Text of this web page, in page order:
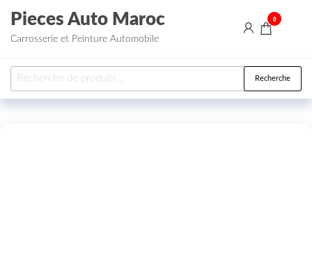
Aller au contenu
Pieces Auto Maroc
Carrosserie et Peinture Automobile
0
Recherche pour : Recherche